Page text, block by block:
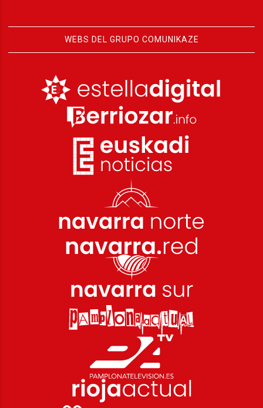
WEBS DEL GRUPO COMUNIKAZE